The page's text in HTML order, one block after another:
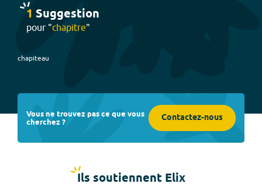
1 Suggestion
pour "chapitre"
chapiteau
Vous ne trouvez pas ce que vous
cherchez ? Contactez-nous
Ils soutiennent Elix